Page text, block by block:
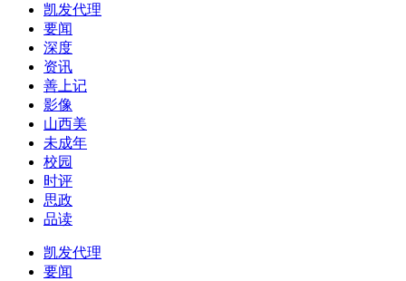
凯发代理
要闻
深度
资讯
善上记
影像
山西美
未成年
校园
时评
思政
品读
凯发代理
要闻